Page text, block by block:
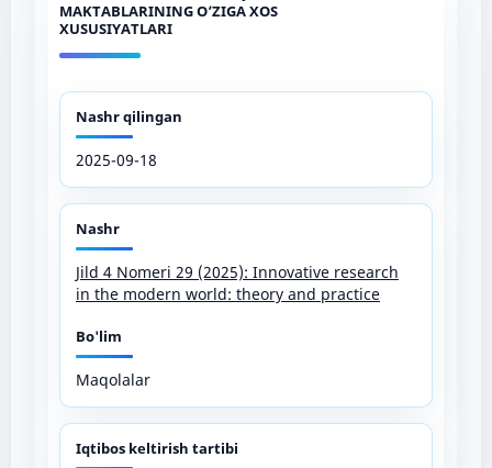
MAKTABLARINING O‘ZIGA XOS
XUSUSIYATLARI
Nashr qilingan
2025-09-18
Nashr
Jild 4 Nomeri 29 (2025): Innovative research
in the modern world: theory and practice
Bo'lim
Maqolalar
Iqtibos keltirish tartibi